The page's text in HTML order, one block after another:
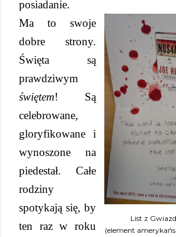
posiadanie.
List z
(element
Ma to swoje
dobre strony.
Święta są
prawdziwym
świętem! Są
celebrowane,
gloryfikowane i
wynoszone na
piedestał. Całe
rodziny
spotykają się, by
ten raz w roku